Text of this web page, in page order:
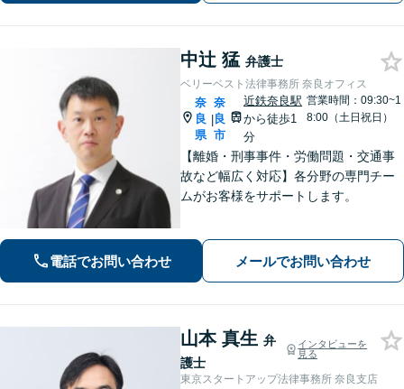
中辻 猛 弁護士
ベリーベスト法律事務所 奈良オフィス
奈
良
県
|
奈
良
市
近鉄奈良駅
から徒歩1
分
営業時間：09:30~1
8:00（土日祝日）
【離婚・刑事事件・労働問題・交通事
故など幅広く対応】各分野の専門チー
ムがお客様をサポートします。
電話でお問い合わせ メールでお問い合わせ
山本 真生 弁
護士
インタビューを
見る
東京スタートアップ法律事務所 奈良支店